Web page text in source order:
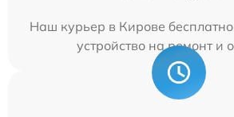
Наш курьер в Кирове
устройство на ремонт и